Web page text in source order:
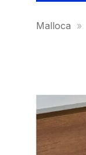
Malloca »